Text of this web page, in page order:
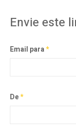
Envie este
Email para*
De*